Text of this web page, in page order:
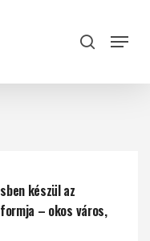
search
Menu
készül az
– okos város,
Close